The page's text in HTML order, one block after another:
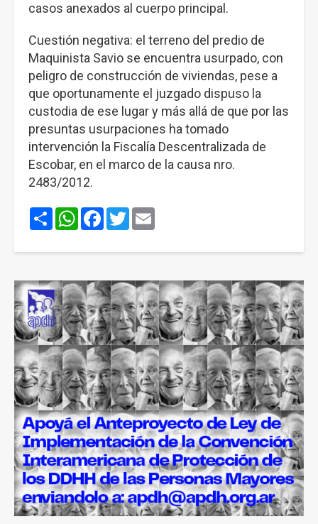
casos anexados al cuerpo principal.
Cuestión negativa: el terreno del predio de
Maquinista Savio se encuentra usurpado, con
peligro de construcción de viviendas, pese a
que oportunamente el juzgado dispuso la
custodia de ese lugar y más allá de que por las
presuntas usurpaciones ha tomado
intervención la Fiscalía Descentralizada de
Escobar, en el marco de la causa nro.
2483/2012.
ShareWhatsApp
Facebook
Twitter